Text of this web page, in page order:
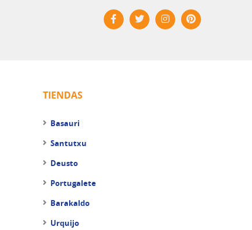
TIENDAS
Basauri
Santutxu
Deusto
Portugalete
Barakaldo
Urquijo